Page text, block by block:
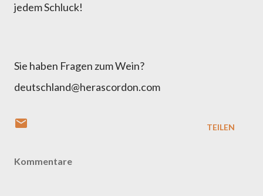
jedem Schluck!
Sie haben Fragen zum Wein?
deutschland@herascordon.com
TEILEN
Kommentare